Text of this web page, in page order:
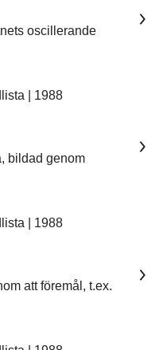
oscillerande
| 1988
bildad genom
| 1988
att föremål, t.ex.